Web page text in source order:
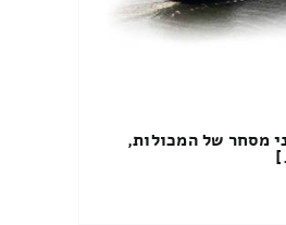
מסחר של המכולות,